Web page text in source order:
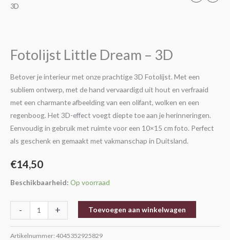
3D
Fotolijst Little Dream – 3D
Betover je interieur met onze prachtige 3D Fotolijst. Met een
subliem ontwerp, met de hand vervaardigd uit hout en verfraaid
met een charmante afbeelding van een olifant, wolken en een
regenboog. Het 3D-effect voegt diepte toe aan je herinneringen.
Eenvoudig in gebruik met ruimte voor een 10×15 cm foto. Perfect
als geschenk en gemaakt met vakmanschap in Duitsland.
€14,50
Beschikbaarheid: Op voorraad
-
Little
aantal
+ Toevoegen aan winkelwagen
Artikelnummer: 4045352925829